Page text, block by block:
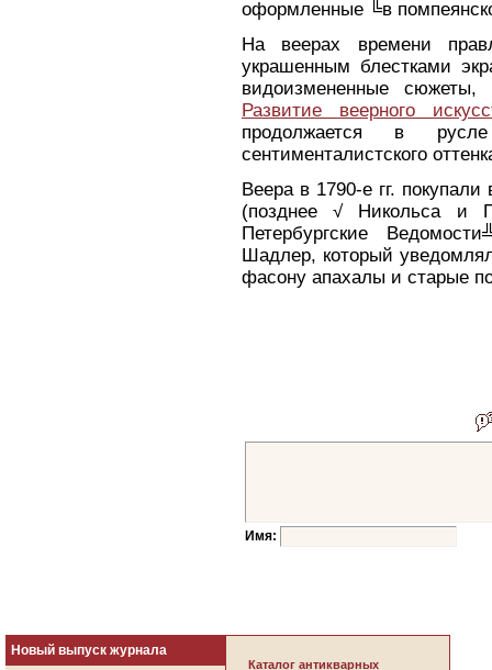
оформленные ╚в
На веерах времени
украшенным блестками
видоизмененные
Развитие веерного
продолжается в
сентименталистского
Веера в 1790-е гг.
(позднее √ Никольса и
Петербургские
Шадлер, который
фасону апахалы и старые
Имя:
Новый выпуск журнала
Каталог антикварных